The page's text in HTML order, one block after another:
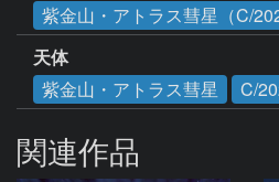
紫金山・アトラス彗星（C/
天体
紫金山・アトラス彗星
C/
関連作品